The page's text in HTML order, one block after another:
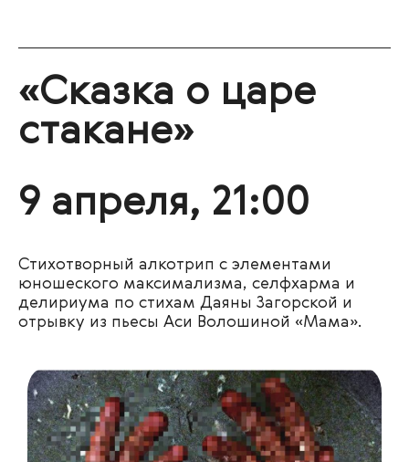
«Сказка о царе
стакане»
9 апреля, 21:00
Стихотворный алкотрип с элементами
юношеского максимализма, селфхарма и
делириума по стихам Даяны Загорской и
отрывку из пьесы Аси Волошиной «Мама».